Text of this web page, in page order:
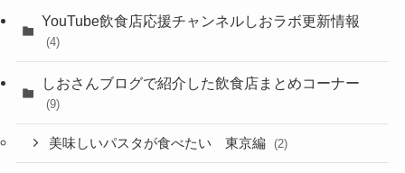
YouTube飲食店応援チャンネルしおラボ更新情報
(4)
しおさんブログで紹介した飲食店まとめコーナー
(9)
美味しいパスタが食べたい 東京編 (2)